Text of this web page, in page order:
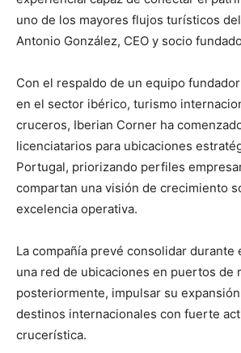
uno de los mayores flujos turísticos
Antonio González, CEO y socio
Con el respaldo de un equipo
en el sector ibérico, turismo
cruceros, Iberian Corner ha
licenciatarios para ubicaciones
Portugal, priorizando perfiles
compartan una visión de crecimiento
excelencia operativa.
La compañía prevé consolidar durante
una red de ubicaciones en puertos de
posteriormente, impulsar su
destinos internacionales con fuerte
crucerística.